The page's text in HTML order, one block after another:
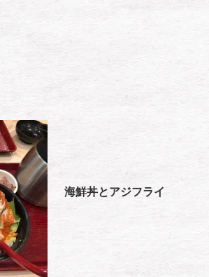
海鮮丼とアジフライ